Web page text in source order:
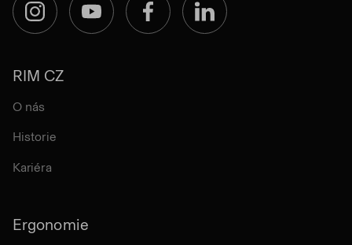
InstagramYouTube FacebookLinkedIn
RIM CZ
O nás
Historie
Kariéra
Ergonomie